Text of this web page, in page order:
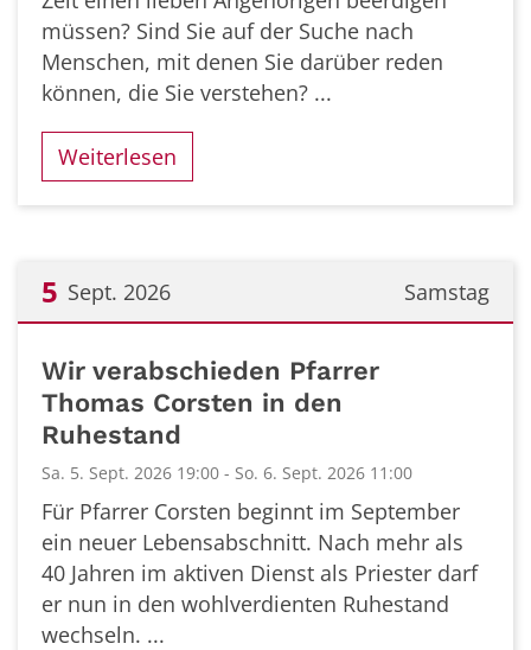
müssen? Sind Sie auf der Suche nach
Menschen, mit denen Sie darüber reden
können, die Sie verstehen? ...
Weiterlesen
Samstag
5 Sept. 2026
Wir verabschieden Pfarrer
Thomas Corsten in den
Ruhestand
Sa. 5. Sept. 2026 19:00 - So. 6. Sept. 2026 11:00
Für Pfarrer Corsten beginnt im September
ein neuer Lebensabschnitt. Nach mehr als
40 Jahren im aktiven Dienst als Priester darf
er nun in den wohlverdienten Ruhestand
wechseln. ...